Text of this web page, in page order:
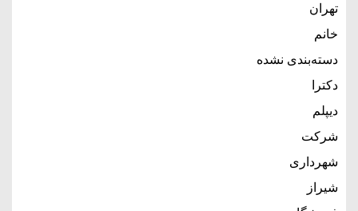
تهران
خانم
دسته‌بندی نشده
دکترا
دیپلم
شرکت
شهرداری
شیراز